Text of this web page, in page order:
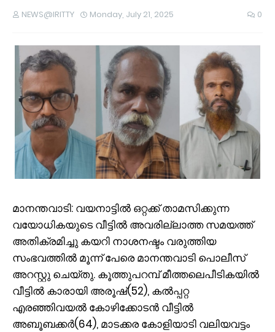
NEWS@IRITTY Monday, July 21, 2025 0
മാനന്തവാടി: വയനാട്ടിൽ ഒറ്റക്ക് താമസിക്കുന്ന
വയോധികയുടെ വീട്ടില്‍ അവരില്ലാത്ത സമയത്ത്
അതിക്രമിച്ചു കയറി നാശനഷ്ടം വരുത്തിയ
സംഭവത്തില്‍ മൂന്ന് പേരെ മാനന്തവാടി പൊലീസ്
അറസ്റ്റു ചെയ്തു. കൂത്തുപറമ്പ് മീത്തലെപീടികയില്‍
വീട്ടില്‍ കാരായി അരൂഷ്(52), കല്‍പ്പറ്റ
എരഞ്ഞിവയല്‍ കോഴിക്കോടന്‍ വീട്ടില്‍
അബൂബക്കര്‍(64), മാടക്കര കോളിയാടി വലിയവട്ടം